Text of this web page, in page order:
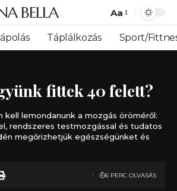
BELLA
Font
Resizer
Aa
Táplálkozás Sport/
fittek 40 felett​?
kell lemondanunk a mozgás öröméről:
rendszeres testmozgással és tudatos
megőrizhetjük egészségünket és
6 PERC OLVASÁS